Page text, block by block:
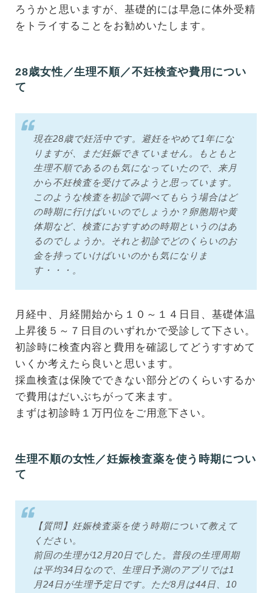
ろうかと思いますが、基礎的には早急に体外受精
をトライすることをお勧めいたします。
28歳女性／生理不順／不妊検査や費用につい
て
現在28歳で妊活中です。避妊をやめて1年にな
りますが、まだ妊娠できていません。もともと
生理不順であるのも気になっていたので、来月
から不妊検査を受けてみようと思っています。
このような検査を初診で調べてもらう場合はど
の時期に行けばいいのでしょうか？卵胞期や黄
体期など、検査におすすめの時期というのはあ
るのでしょうか。それと初診でどのくらいのお
金を持っていけばいいのかも気になりま
す・・・。
月経中、月経開始から１０～１４日目、基礎体温
上昇後５～７日目のいずれかで受診して下さい。
初診時に検査内容と費用を確認してどうすすめて
いくか考えたら良いと思います。
採血検査は保険でできない部分どのくらいするか
で費用はだいぶちがって来ます。
まずは初診時１万円位をご用意下さい。
生理不順の女性／妊娠検査薬を使う時期につい
て
【質問】妊娠検査薬を使う時期について教えて
ください。
前回の生理が12月20日でした。普段の生理周期
は平均34日なので、生理日予測のアプリでは1
月24日が生理予定日です。ただ8月は44日、10